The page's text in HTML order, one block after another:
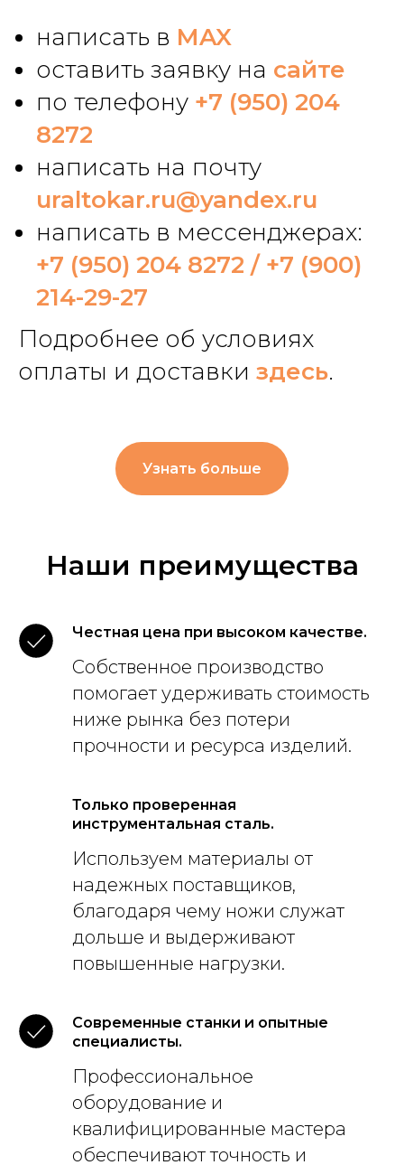
написать в MAX
оставить заявку на сайте
по телефону +7 (950) 204
8272
написать на почту
uraltokar.ru@yandex.ru
написать в мессенджерах:
+7 (950) 204 8272 / +7 (900)
214-29-27
Подробнее об условиях
оплаты и доставки здесь.
Узнать больше
Наши преимущества
Честная цена при высоком качестве.
Собственное производство
помогает удерживать стоимость
ниже рынка без потери
прочности и ресурса изделий.
Только проверенная
инструментальная сталь.
Используем материалы от
надежных поставщиков,
благодаря чему ножи служат
дольше и выдерживают
повышенные нагрузки.
Современные станки и опытные
специалисты.
Профессиональное
оборудование и
квалифицированные мастера
обеспечивают точность и